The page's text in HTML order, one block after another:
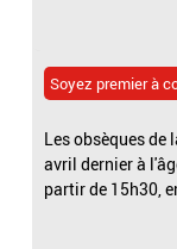
Soyez premier à
Les obsèques de
avril dernier à
partir de 15h30,